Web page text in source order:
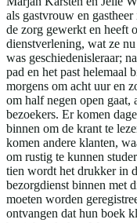
als gastvrouw en
de zorg gewerkt en heeft
dienstverlening, wat ze
was geschiedenisleraar;
pad en het past helemaal
morgens om acht uur en
om half negen open gaat,
bezoekers. Er komen
binnen om de krant te
komen andere klanten,
om rustig te kunnen
tien wordt het drukker in
bezorgdienst binnen met
moeten worden
ontvangen dat hun boek